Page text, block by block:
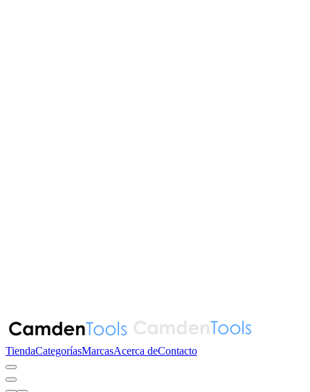
TiendaCategoríasMarcasAcerca deContacto